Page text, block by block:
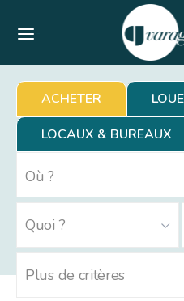
ACHETER
LOCAUX & BUREAUX